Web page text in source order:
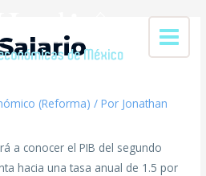
(Reforma) / Por Jonathan
a conocer el PIB del segundo
hacia una tasa anual de 1.5 por